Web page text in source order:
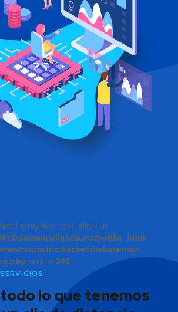
array key "text_align" in
domains/lightia.mx/public_html/
onum/inc/backend/elementor-
on line 345
lo que tenemos